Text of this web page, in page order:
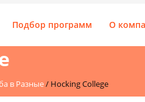
Подбор программ О
в Разные/ Hocking College